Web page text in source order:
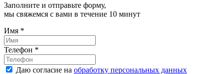
Заполните и отправьте форму,
мы свяжемся с вами в течение 10 минут
Имя *
Телефон *
Даю согласие на обработку персональных данных